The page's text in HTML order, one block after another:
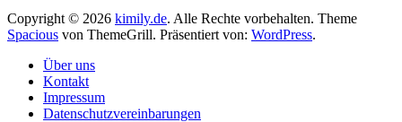
Copyright © 2026 kimily.de. Alle Rechte vorbehalten. Theme
Spacious von ThemeGrill. Präsentiert von: WordPress.
Über uns
Kontakt
Impressum
Datenschutzvereinbarungen